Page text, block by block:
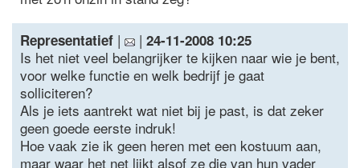
Representatief | | 24-11-2008 10:25
Is het niet veel belangrijker te kijken naar wie je bent,
voor welke functie en welk bedrijf je gaat
solliciteren?
Als je iets aantrekt wat niet bij je past, is dat zeker
geen goede eerste indruk!
Hoe vaak zie ik geen heren met een kostuum aan,
maar waar het net lijkt alsof ze die van hun vader